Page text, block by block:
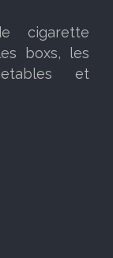
cigarette
boxs, les
et